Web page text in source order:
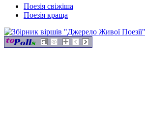
Поезія свіжіша
Поезія краща